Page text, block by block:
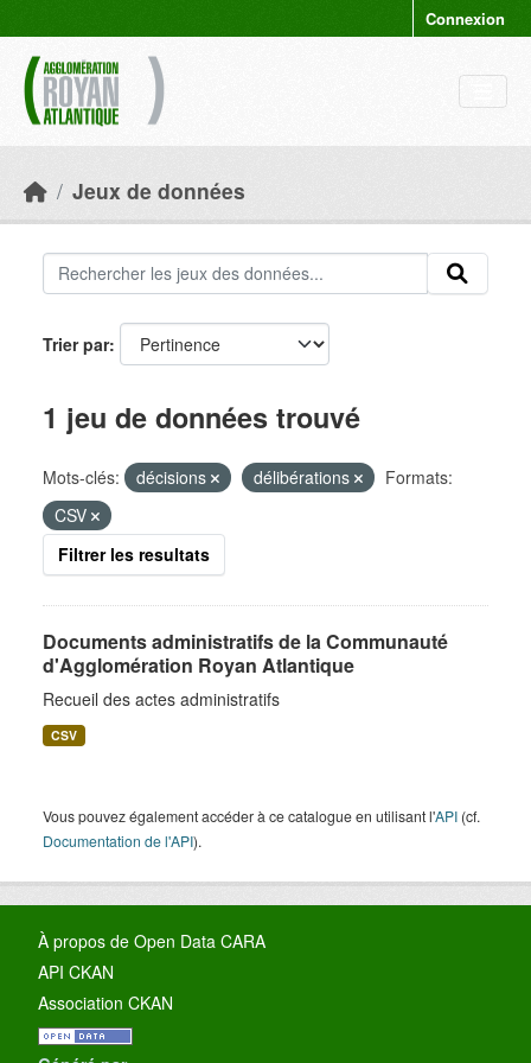
Connexion
Jeux de données
Trier par
1 jeu de données trouvé
Mots-clés: décisions délibérations
Formats:
CSV
Filtrer les resultats
Documents administratifs de la Communauté
d'Agglomération Royan Atlantique
Recueil des actes administratifs
CSV
Vous pouvez également accéder à ce catalogue en utilisant l'API (cf.
Documentation de l'API).
À propos de Open Data CARA
API CKAN
Association CKAN